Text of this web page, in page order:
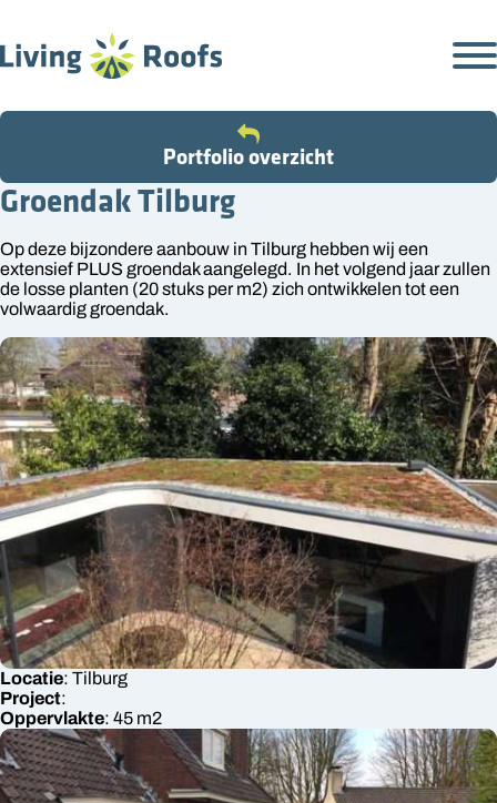
Portfolio overzicht
Groendak Tilburg
Op deze bijzondere aanbouw in Tilburg hebben wij een
extensief PLUS groendak aangelegd. In het volgend jaar zullen
de losse planten (20 stuks per m2) zich ontwikkelen tot een
volwaardig groendak.
Locatie: Tilburg
Project:
Oppervlakte: 45 m2